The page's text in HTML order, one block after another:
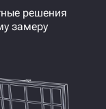
решения
замеру